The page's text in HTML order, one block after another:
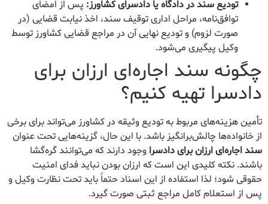
تودیع سند در دادگاه یا دادسرای کشاورز: پس از امضای
توافق‌نامه، مراحل اداری توقیف سند، اخذ نیابت قضایی (در
صورت لزوم) و تودیع نهایی آن در مراجع قضایی کشاورز توسط
وکیل پیگیری می‌شود.
چگونه سند اجاره‌ای ارزان برای
دادسرا تهیه کنیم؟
تأمین هزینه‌های مربوط به تودیع وثیقه در کشاورز می‌تواند برای برخی
از خانواده‌ها چالش‌برانگیز باشد. با این حال، گزینه‌هایی تحت عنوان
سند اجاره‌ای ارزان برای دادسرا وجود دارند که می‌توانند گره‌گشا
باشند. نکته کلیدی این است که ارزان بودن نباید فدای امنیت
حقوقی شود؛ لذا استفاده از این اسناد حتماً باید تحت نظارت وکیل و
پس از استعلام کامل مراجع ثبتی صورت گیرد.